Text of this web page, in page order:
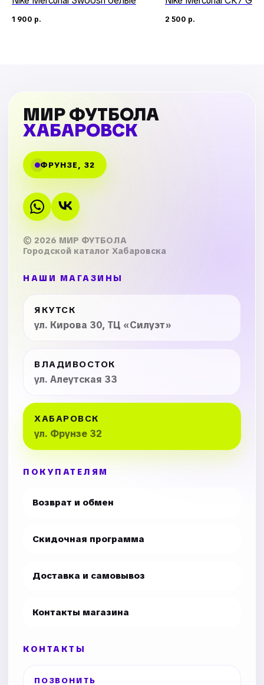
1 900 р. 2 500 р.
МИР ФУТБОЛА
ХАБАРОВСК
ФРУНЗЕ, 32
© 2026 МИР ФУТБОЛА
Городской каталог Хабаровска
НАШИ МАГАЗИНЫ
ЯКУТСК
ул. Кирова 30, ТЦ «Силуэт»
ВЛАДИВОСТОК
ул. Алеутская 33
ХАБАРОВСК
ул. Фрунзе 32
ПОКУПАТЕЛЯМ
Возврат и обмен
Скидочная программа
Доставка и самовывоз
Контакты магазина
КОНТАКТЫ
ПОЗВОНИТЬ